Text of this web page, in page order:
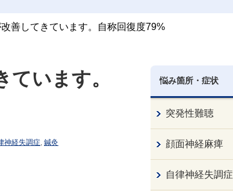
善してきています。自称回復度79%
います。
神経失調症, 鍼灸
悩み箇所・症状
突発性難聴
顔面神経麻痺
自律神経失調症